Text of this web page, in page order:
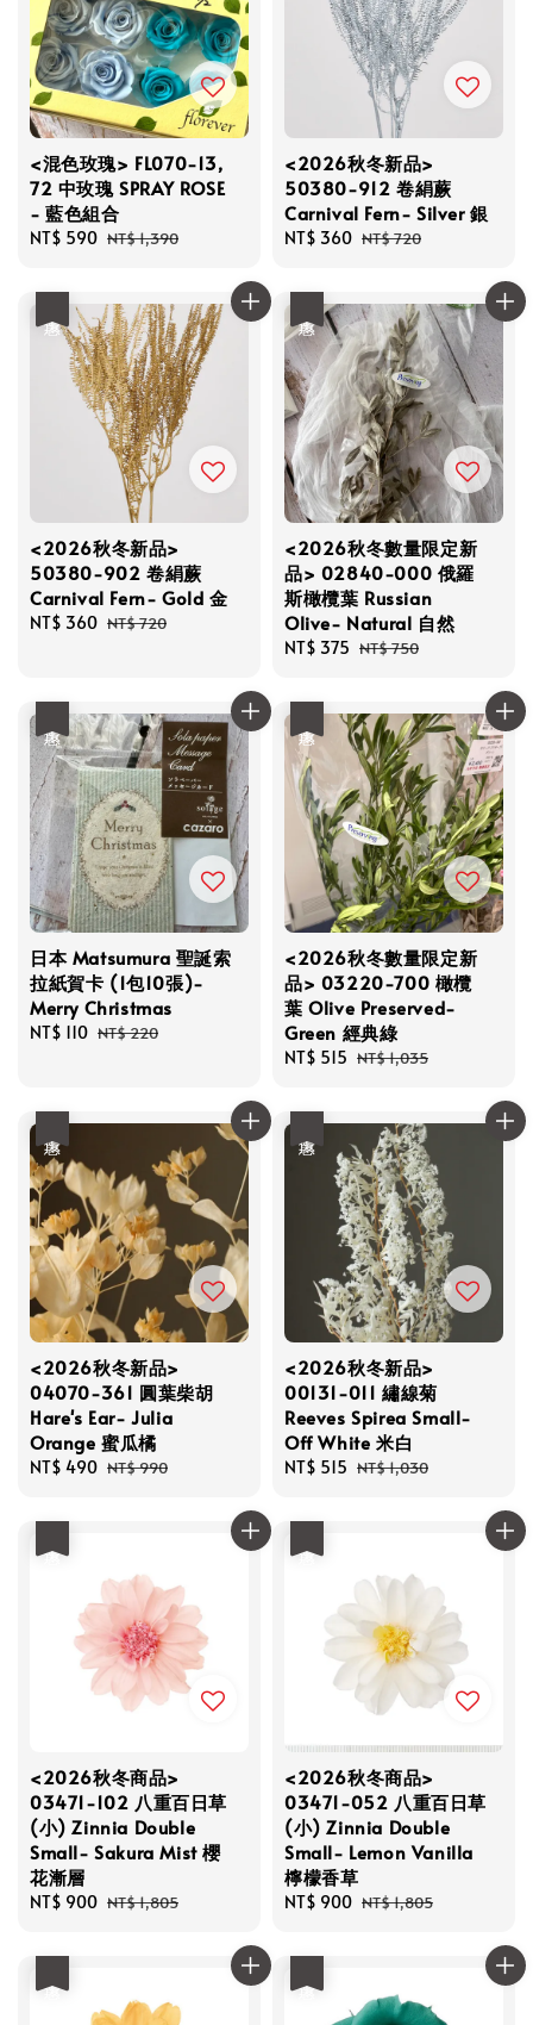
<混色玫瑰> FL070-13,
72 中玫瑰 SPRAY ROSE
- 藍色組合
Sale
NT$ 590 Regular
NT$ 1,390
<2026秋冬新品>
50380-912 卷絹蕨
Carnival Fern- Silver 銀
Sale
NT$ 360 Regular
NT$ 720
<2026秋冬新品>
50380-902 卷絹蕨
Carnival Fern- Gold 金
Sale
NT$ 360 Regular
NT$ 720
<2026秋冬數量限定新
品> 02840-000 俄羅
斯橄欖葉 Russian
Olive- Natural 自然
Sale
NT$ 375 Regular
NT$ 750
日本 Matsumura 聖誕索
拉紙賀卡 (1包10張)-
Merry Christmas
Sale
NT$ 110 Regular
NT$ 220
<2026秋冬數量限定新
品> 03220-700 橄欖
葉 Olive Preserved-
Green 經典綠
Sale
NT$ 515 Regular
NT$ 1,035
<2026秋冬新品>
04070-361 圓葉柴胡
Hare's Ear- Julia
Orange 蜜瓜橘
Sale
NT$ 490 Regular
NT$ 990
<2026秋冬新品>
00131-011 繡線菊
Reeves Spirea Small-
Off White 米白
Sale
NT$ 515 Regular
NT$ 1,030
<2026秋冬商品>
03471-102 八重百日草
(小) Zinnia Double
Small- Sakura Mist 櫻
花漸層
Sale
NT$ 900 Regular
NT$ 1,805
<2026秋冬商品>
03471-052 八重百日草
(小) Zinnia Double
Small- Lemon Vanilla
檸檬香草
Sale
NT$ 900 Regular
NT$ 1,805